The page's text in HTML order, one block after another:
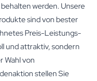
werden. Unsere
sind von bester
Preis-Leistungs-
und attraktiv, sondern
Wahl von
stellen Sie